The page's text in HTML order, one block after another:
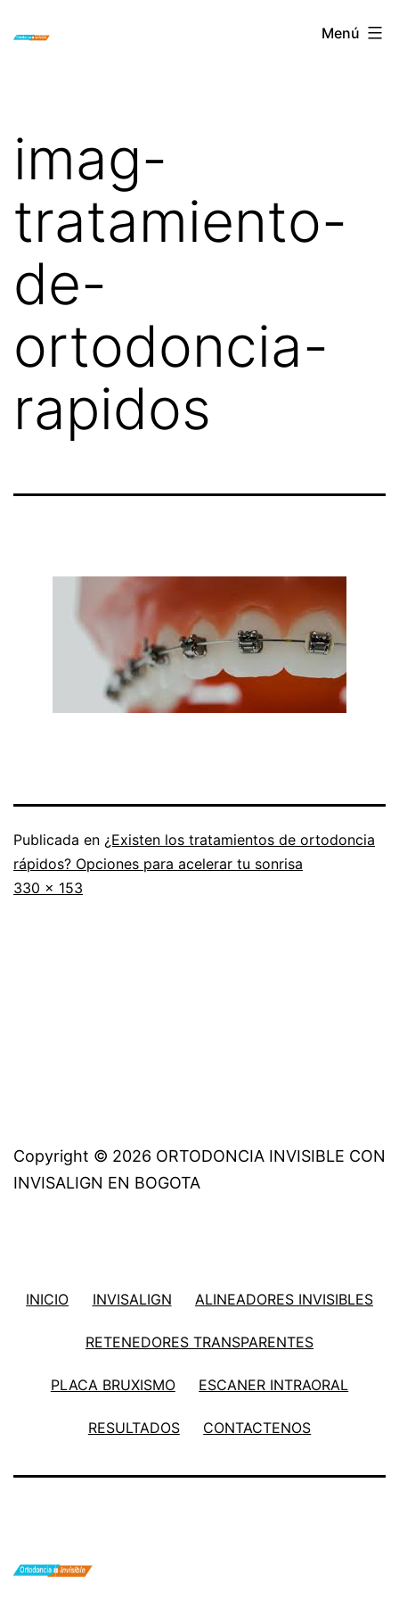
ORTODONCIA
Menú
imag-
tratamiento-
de-
ortodoncia-
rapidos
Publicada en ¿Existen los tratamientos de ortodoncia
rápidos? Opciones para acelerar tu sonrisa
Tamaño
330 × 153
Copyright © 2026 ORTODONCIA INVISIBLE CON
INVISALIGN EN BOGOTA
INICIO INVISALIGN ALINEADORES INVISIBLES
RETENEDORES TRANSPARENTES
PLACA BRUXISMO ESCANER INTRAORAL
RESULTADOS CONTACTENOS